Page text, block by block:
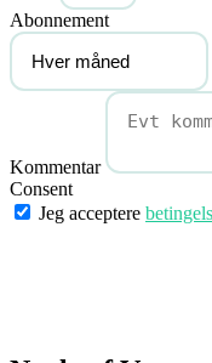
Abonnement
Kommentar
Consent
Jeg acceptere